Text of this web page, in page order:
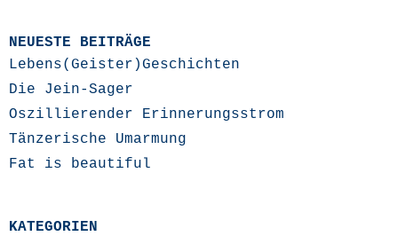
NEUESTE BEITRÄGE
Lebens(Geister)Geschichten
Die Jein-Sager
Oszillierender Erinnerungsstrom
Tänzerische Umarmung
Fat is beautiful
KATEGORIEN